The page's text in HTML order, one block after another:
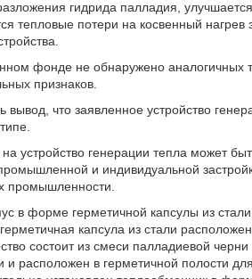
гидрида палладия,
тепловые потери на косвенный нагрев
фонде не обнаружено аналогичных
признаков.
что заявленное устройство
устройство генерации тепла может
и индивидуальной
промышленности.
в форме герметичной капсулы из
капсула из стали
состоит из смеси палладиевой черни
расположен в герметичной полости